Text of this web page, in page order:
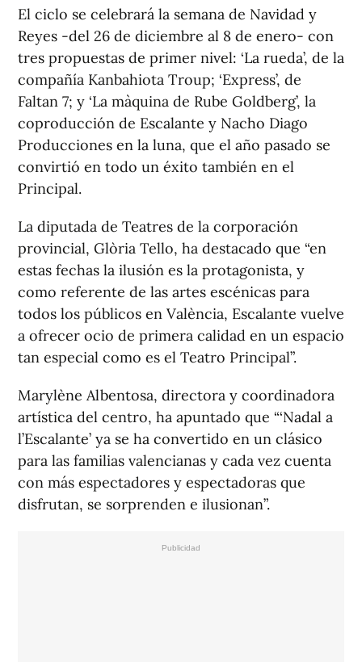
El ciclo se celebrará la semana de Navidad y
Reyes -del 26 de diciembre al 8 de enero- con
tres propuestas de primer nivel: ‘La rueda’, de la
compañía Kanbahiota Troup; ‘Express’, de
Faltan 7; y ‘La màquina de Rube Goldberg’, la
coproducción de Escalante y Nacho Diago
Producciones en la luna, que el año pasado se
convirtió en todo un éxito también en el
Principal.
La diputada de Teatres de la corporación
provincial, Glòria Tello, ha destacado que “en
estas fechas la ilusión es la protagonista, y
como referente de las artes escénicas para
todos los públicos en València, Escalante vuelve
a ofrecer ocio de primera calidad en un espacio
tan especial como es el Teatro Principal”.
Marylène Albentosa, directora y coordinadora
artística del centro, ha apuntado que “‘Nadal a
l’Escalante’ ya se ha convertido en un clásico
para las familias valencianas y cada vez cuenta
con más espectadores y espectadoras que
disfrutan, se sorprenden e ilusionan”.